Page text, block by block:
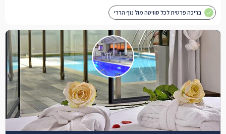
בריכה פרטית לכל סוויטה מול נוף הררי